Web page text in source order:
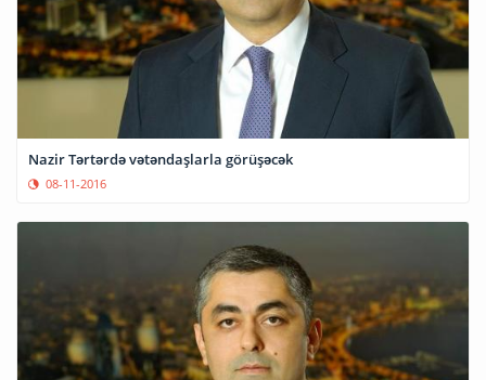
Nazir Tərtərdə vətəndaşlarla görüşəcək
08-11-2016